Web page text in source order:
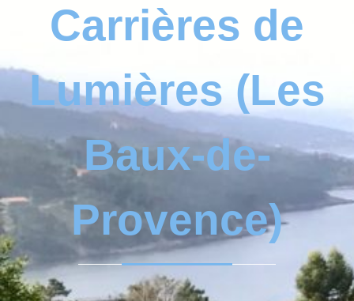
Carrières de
Lumières (Les
Baux-de-
Provence)